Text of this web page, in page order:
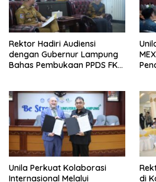
Rektor Hadiri Audiensi
dengan Gubernur Lampung
Bahas Pembukaan PPDS FK
Unila Perkuat Kolaborasi
Internasional Melalui
di